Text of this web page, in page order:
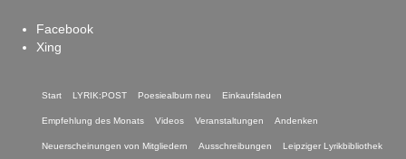
Facebook
Xing
Start LYRIK:POST Poesiealbum neu Einkaufsladen
Empfehlung des Monats Videos Veranstaltungen Andenken
Neuerscheinungen von Mitgliedern Ausschreibungen Leipziger Lyrikbibliothek